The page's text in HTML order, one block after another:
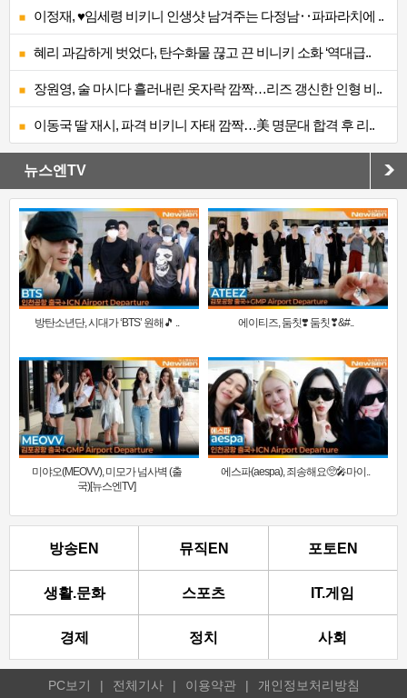
이정재, ♥임세령 비키니 인생샷 남겨주는 다정남‥파파라치에 ..
혜리 과감하게 벗었다, 탄수화물 끊고 끈 비니키 소화 ‘역대급..
장원영, 술 마시다 흘러내린 옷자락 깜짝…리즈 갱신한 인형 비..
이동국 딸 재시, 파격 비키니 자태 깜짝…美 명문대 합격 후 리..
뉴스엔TV
방탄소년단, 시대가 ‘BTS’ 원해🎵 .. 에이티즈, 둠칫❣️ 둠칫❣&#..
미야오(MEOVV), 미모가 넘사벽 (출
국)[뉴스엔TV]
에스파(aespa), 죄송해요🥺🎤마이..
방송EN 뮤직EN 포토EN
생활.문화 스포츠 IT.게임
경제 정치 사회
PC보기 | 전체기사 | 이용약관 | 개인정보처리방침